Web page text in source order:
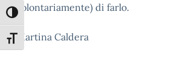
Attiva/disattiva alto contrasto
Attiva/disattiva dimensione testo
volontariamente) di farlo.
Martina Caldera